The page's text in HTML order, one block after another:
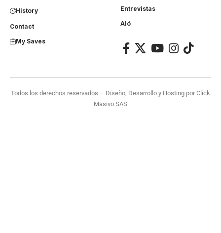
History
Contact
My Saves
Entrevistas
Aló
Todos los derechos reservados – Diseño, Desarrollo y Hosting porClick
Masivo SAS